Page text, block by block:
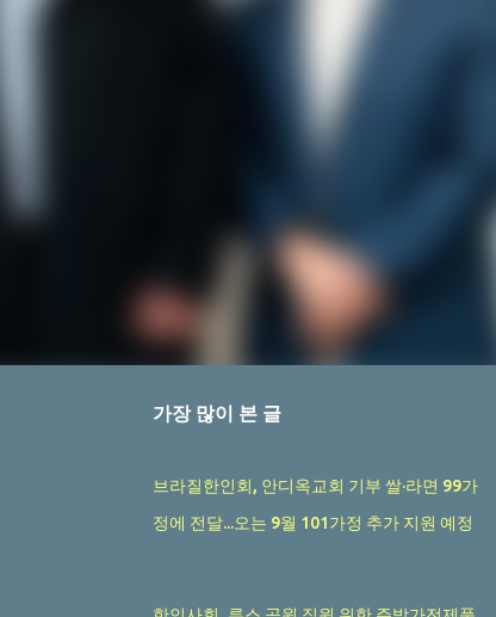
가장 많이 본 글
브라질한인회, 안디옥교회 기부 쌀·라면 99가
정에 전달...오는 9월 101가정 추가 지원 예정